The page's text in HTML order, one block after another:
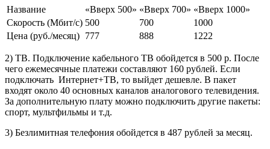
Название «Вверх 500» «Вверх 700» «Вверх 1000»
Скорость (Мбит/с) 500 700
1000
Цена (руб./месяц) 777 888 1222
2) ТВ. Подключение кабельного ТВ обойдется в 500 р. После
чего ежемесячные платежи составляют 160 рублей. Если
подключать Интернет+ТВ, то выйдет дешевле. В пакет
входят около 40 основных каналов аналогового телевидения.
За дополнительную плату можно подключить другие пакеты:
спорт, мультфильмы и т.д.
3) Безлимитная телефония обойдется в 487 рублей за месяц.